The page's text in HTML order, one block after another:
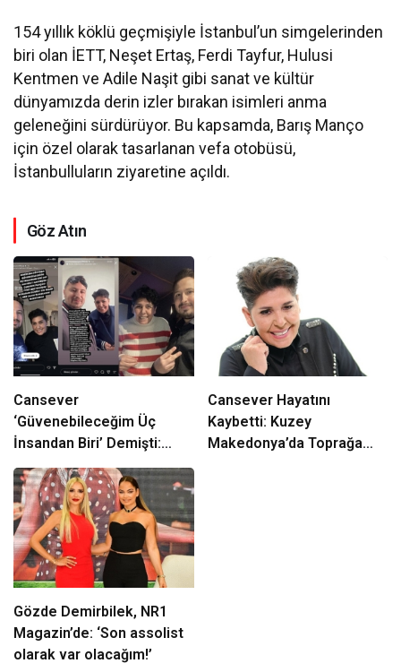
154 yıllık köklü geçmişiyle İstanbul’un simgelerinden
biri olan İETT, Neşet Ertaş, Ferdi Tayfur, Hulusi
Kentmen ve Adile Naşit gibi sanat ve kültür
dünyamızda derin izler bırakan isimleri anma
geleneğini sürdürüyor. Bu kapsamda, Barış Manço
için özel olarak tasarlanan vefa otobüsü,
İstanbulluların ziyaretine açıldı.
Göz Atın
Cansever
‘Güvenebileceğim Üç
İnsandan Biri’ Demişti:
Mahmut Görgen’den
Cansever’e Duygusal Veda
Cansever Hayatını
Kaybetti: Kuzey
Makedonya’da Toprağa
Gözde Demirbilek, NR1
Magazin’de: ‘Son assolist
olarak var olacağım!’